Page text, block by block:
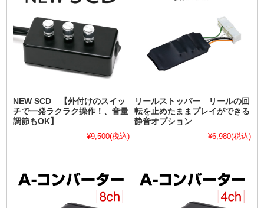
NEW SCD 【外付けのスイッ
チで一発ラクラク操作！、音量
調節もOK】
¥9,500(税込)
リールストッパー リールの回
転を止めたままプレイができる
静音オプション
¥6,980(税込)